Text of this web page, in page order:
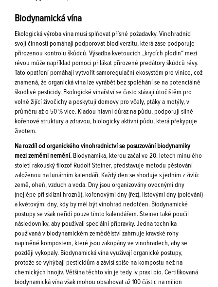
Biodynamická vína
Ekologická výroba vína musí splňovat přísné požadavky. Vinohradníci
svojí činností pomáhají podporovat biodiverzitu, která zase podporuje
přirozenou kontrolu škůdců. Výsadba kvetoucích „krycích plodin“ mezi
révou může například pomoci přilákat přirozené predátory škůdců révy.
Tato opatření pomáhají vytvořit samoregulační ekosystém pro vinice, což
znamená, že organická vína lze vyrábět bez spoléhání se na potenciálně
škodlivé pesticidy. Ekologické vinařství se často stávají útočištěm pro
volně žijící živočichy a poskytují domovy pro včely, ptáky a motýly, v
průměru až o 50 % více. Kladou hlavní důraz na půdu, podporují silné
kořenové struktury a zdravou, biologicky aktivní půdu, která překypuje
životem.
Na rozdíl od organického vinohradnictví se posuzování biodynamiky
mezi zeměmi nemění. Biodynamika, kterou začal ve 20. letech minulého
století rakouský filozof Rudolf Steiner, představuje metodu pěstování
založenou na lunárním kalendáři. Každý den se shoduje s jedním z živlů:
země, oheň, vzduch a voda. Dny jsou organizovány ovocnými dny
(nejlépe při sklizni hroznů), kořenovými dny (řez), listovými dny (polévání)
a květovými dny, kdy by měl být vinohrad nedotčen. Biodynamické
postupy se však neřídí pouze tímto kalendářem. Steiner také poučil
následovníky, aby používali speciální přípravky. Jedna technika
používaná v biodynamickém zemědělství zahrnuje kravské rohy
naplněné kompostem, které jsou zakopány ve vinohradech, aby se
později vykopaly. Biodynamická vína využívají organické postupy,
protože se vyhýbají pesticidům a závisí spíše na kompostu než na
chemických hnojiv. Většina těchto vín je tedy iv praxi bio. Certifikovaná
biodynamická vína však mohou obsahovat až 100 částic na milion